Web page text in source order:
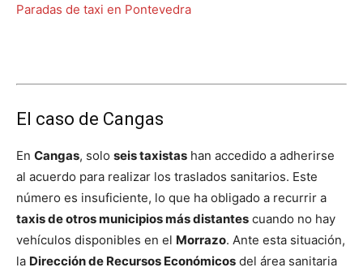
Paradas de taxi en Pontevedra
El caso de Cangas
En Cangas, solo seis taxistas han accedido a adherirse
al acuerdo para realizar los traslados sanitarios. Este
número es insuficiente, lo que ha obligado a recurrir a
taxis de otros municipios más distantes cuando no hay
vehículos disponibles en el Morrazo. Ante esta situación,
la Dirección de Recursos Económicos del área sanitaria